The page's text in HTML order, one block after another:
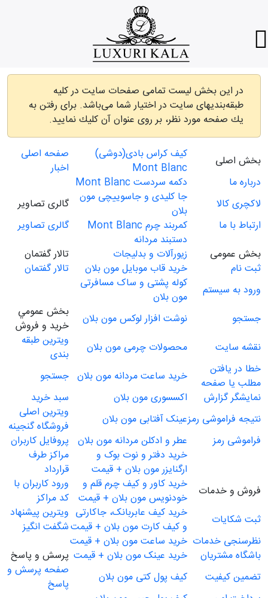
در این بخش لیست تمامی صفحات سایت در كلیه
طبقه‌بندیهای سایت در اختیار شما می‌باشد. برای رفتن به
یك صفحه مورد نظر، بر روی عنوان آن كلیك نمایید.
بخش اصلی
کیف کراس بادی(دوشی)
Mont Blanc
صفحه اصلی
اخبار
درباره ما
دکمه سردست Mont Blanc
لاکچری کالا
جا کلیدی و جاسوییچی مون
بلان
گالری تصاویر
ارتباط با ما
کمربند چرم Mont Blanc
گالری تصاویر
دستبند مردانه
بخش عمومی
زیورآلات و بدليجات
تالار گفتمان
ثبت نام
خرید قاب موبايل مون بلان
تالار گفتمان
ورود به سیستم
کوله پشتی و ساک مسافرتی
مون بلان
جستجو
نوشت افزار لوکس مون بلان
بخش عمومي
خريد و فروش
نقشه سایت
محصولات چرمی مون بلان
ویترین طبقه
بندی
خطا در یافتن
مطلب یا صفحه
خرید ساعت مردانه مون بلان جستجو
نمایشگر گزارش
اکسسوری مون بلان
سبد خريد
نتیجه فراموشی رمزعینک آفتابی مون بلان
ویترین اصلی
فروشگاه گنجینه
فراموشی رمز
عطر و ادکلن مردانه مون بلان پروفایل کاربران
خرید دفتر و نوت بوک و
ارگنایزر مون بلان + قیمت
مراکز طرف
قرارداد
فروش و خدمات
خرید کاور و کیف چرم قلم و
خودنویس مون بلان + قیمت
ورود کاربران با
کد مراکز
ثبت شکایات
خرید کیف عابربانک، جاکارتی
و کیف کارت مون بلان + قیمت
ویترین پیشنهاد
شگفت انگیز
نظرسنجی خدمات خرید ساعت مون بلان + قیمت
باشگاه مشتریان
خرید عینک مون بلان + قیمت پرسش و پاسخ
تضمین کیفیت
کیف پول کتی مون بلان
صفحه پرسش و
پاسخ